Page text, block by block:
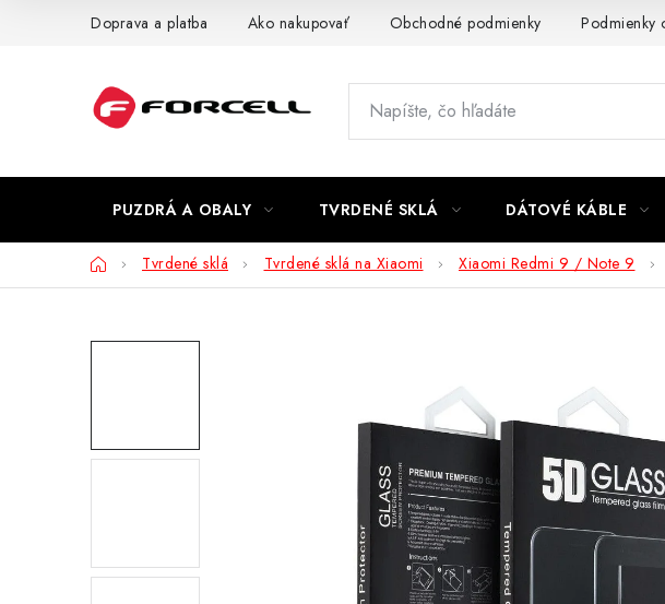
Doprava a platba Ako nakupovať Obchodné podmienky Podmienky
PUZDRÁ A OBALY TVRDENÉ SKLÁ DÁTOVÉ KÁBLE
DomovTvrdené sklá Tvrdené sklá na Xiaomi Xiaomi Redmi 9 / Note 9